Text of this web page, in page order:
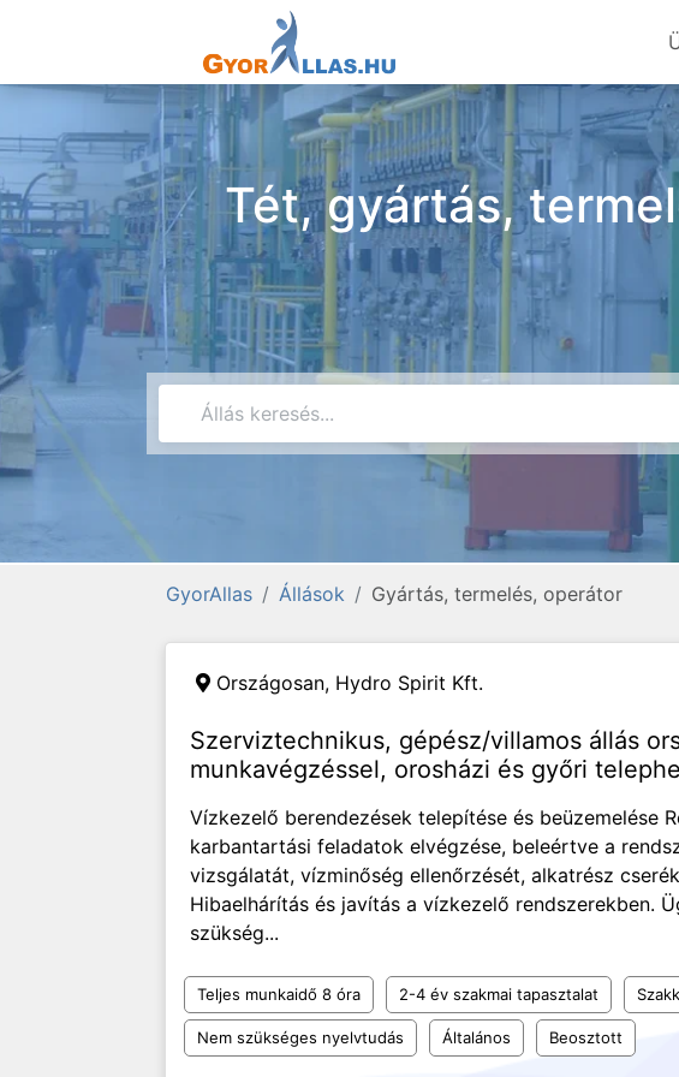
Tét, gyártás,
GyorAllas Állások Gyártás, termelés, operátor
Országosan, Hydro Spirit Kft.
Szerviztechnikus, gépész/villamos állás
munkavégzéssel, orosházi és győri
Vízkezelő berendezések telepítése és beüzemelése
karbantartási feladatok elvégzése, beleértve a
vizsgálatát, vízminőség ellenőrzését, alkatrész
Hibaelhárítás és javítás a vízkezelő rendszerekben.
szükség...
Teljes munkaidő 8 óra 2-4 év szakmai tapasztalat
Nem szükséges nyelvtudás Általános Beosztott